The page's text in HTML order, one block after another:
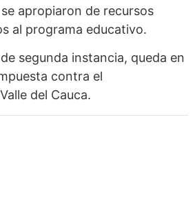
apropiaron de recursos
al programa educativo.
segunda instancia, queda en
contra el
del Cauca.